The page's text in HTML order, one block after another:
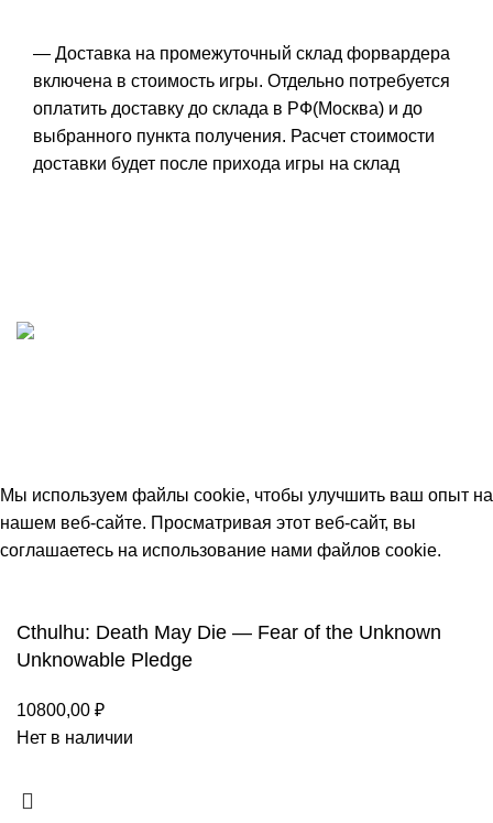
— Доставка на промежуточный склад форвардера
включена в стоимость игры. Отдельно потребуется
оплатить доставку до склада в РФ(Москва) и до
выбранного пункта получения. Расчет стоимости
доставки будет после прихода игры на склад
Мы используем файлы cookie, чтобы улучшить ваш опыт на
нашем веб-сайте. Просматривая этот веб-сайт, вы
соглашаетесь на использование нами файлов cookie.
Cthulhu: Death May Die — Fear of the Unknown
Unknowable Pledge
10800,00 ₽
Нет в наличии